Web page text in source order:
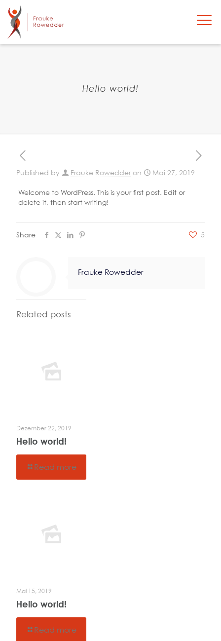
Hello world!
Published by Frauke Rowedder on Mai 27, 2019
Welcome to WordPress. This is your first post. Edit or
delete it, then start writing!
Share 5
Frauke Rowedder
Related posts
Dezember 22, 2019
Hello world!
Read more
Mai 15, 2019
Hello world!
Read more